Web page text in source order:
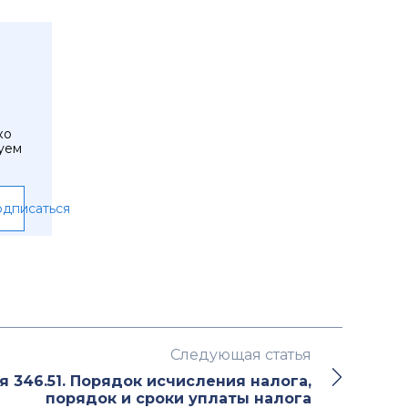
Следующая статья
346.51. Порядок исчисления налога,
порядок и сроки уплаты налога